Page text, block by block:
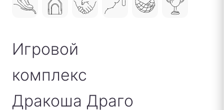
Игровой
комплекс
Дракоша Драго